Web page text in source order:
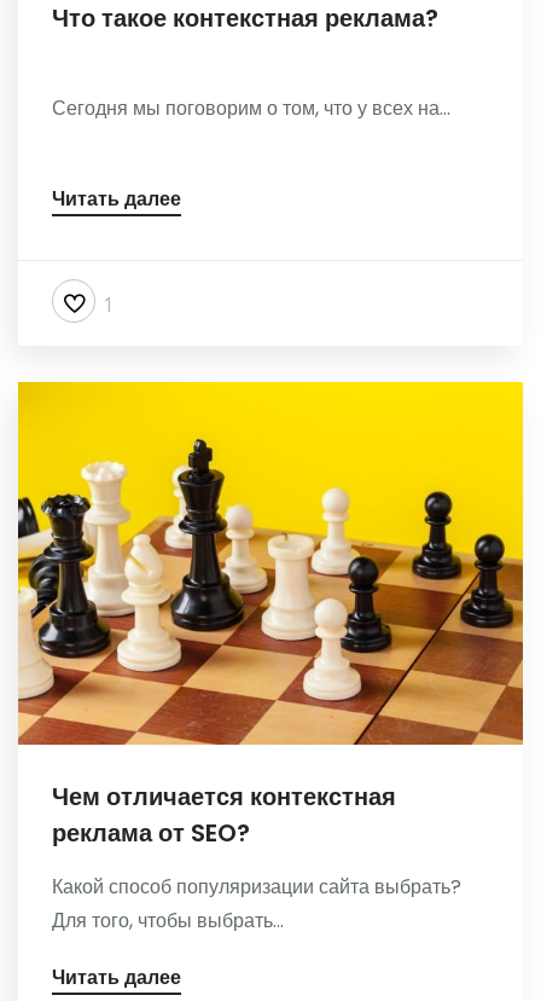
Что такое контекстная реклама?
Сегодня мы поговорим о том, что у всех на...
Читать далее
1
Чем отличается контекстная
реклама от SEO?
Какой способ популяризации сайта выбрать?
Для того, чтобы выбрать...
Читать далее